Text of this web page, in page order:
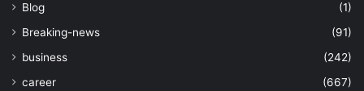
Blog
(1)
Breaking-news
(91)
business
(242)
career
(667)